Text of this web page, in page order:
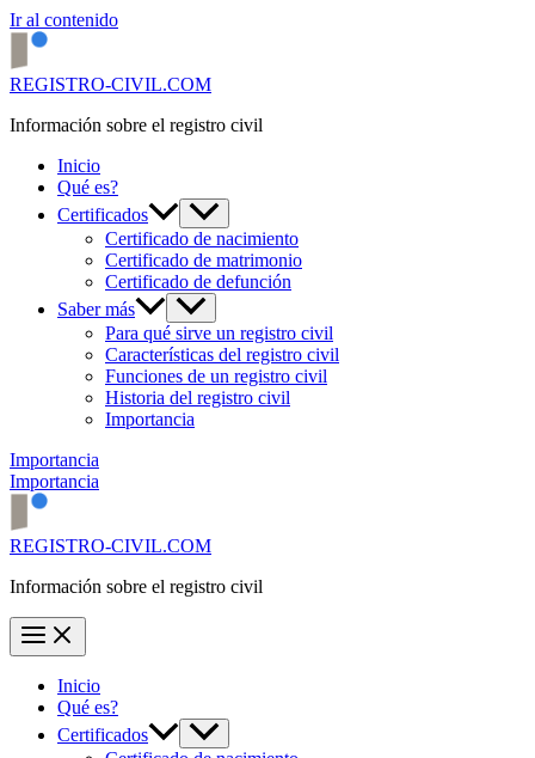
Ir al contenido
REGISTRO-CIVIL.COM
Información sobre el registro civil
Inicio
Qué es?
Certificados
Certificado de nacimiento
Certificado de matrimonio
Certificado de defunción
Saber más
Para qué sirve un registro civil
Características del registro civil
Funciones de un registro civil
Historia del registro civil
Importancia
Importancia
Importancia
REGISTRO-CIVIL.COM
Información sobre el registro civil
Inicio
Qué es?
Certificados